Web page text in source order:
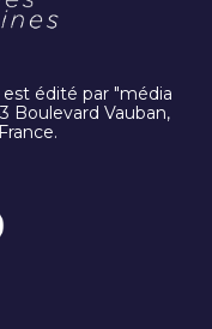
édité par "média
Boulevard Vauban,